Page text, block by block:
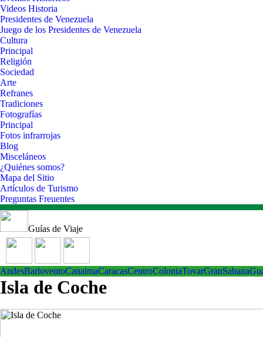
Videos Historia
Presidentes de Venezuela
Juego de los Presidentes de Venezuela
Cultura
Principal
Religión
Sociedad
Arte
Refranes
Tradiciones
Fotografías
Principal
Fotos infrarrojas
Blog
Misceláneos
¿Quiénes somos?
Mapa del Sitio
Artículos de Turismo
Preguntas Freuentes
Guías de Viaje
AndesBarloventoCanaimaCaracasCentroColoniaTovarGranSabana
Isla de Coche